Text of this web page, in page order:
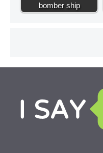
bomber ship